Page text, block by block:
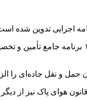
اجرایی تدوین شده
حمل و نقل جاده‌ای را
هوای پاک نیز از